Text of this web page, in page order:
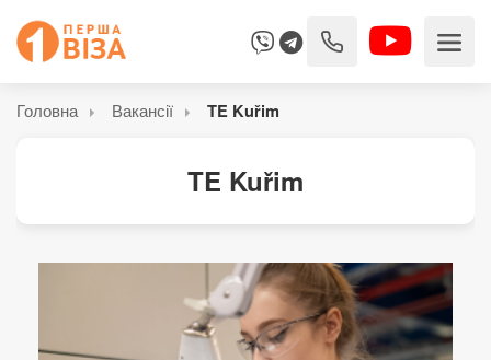
Головна Вакансії TE Kuřim
TE Kuřim